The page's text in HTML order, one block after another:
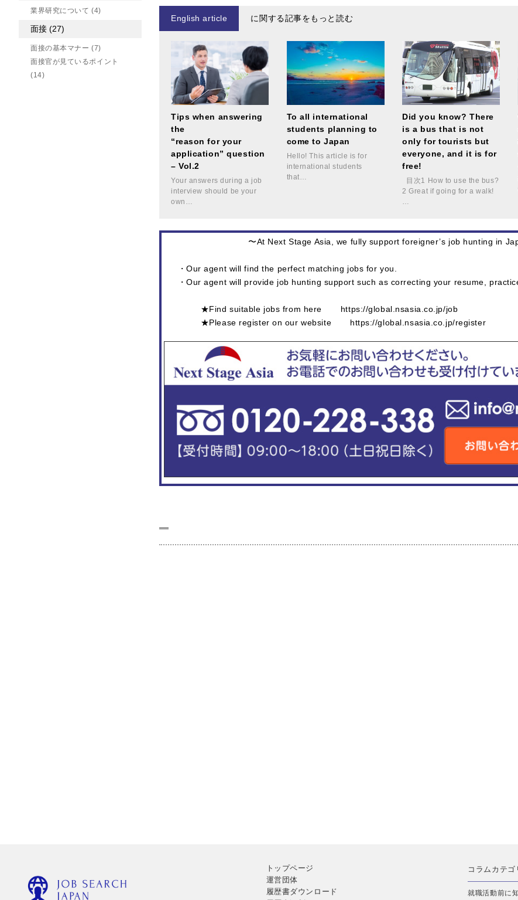
業界研究について(4)
面接 (27)
面接の基本マナー(7)
面接官が見ているポイント
(14)
English article に関する記事をもっと読む
Tips when answering
the
“reason for your
application” question
– Vol.2
Your answers during a job
interview should be your
own…
To all international
students planning to
come to Japan
Hello! This article is for
international students
that…
Did you know? There
is a bus that is not
only for tourists but
everyone, and it is for
free!
目次1 How to use the bus?
2 Great if going for a walk!
…
〜At Next Stage Asia, we fully support foreigner’s job hunting in
・Our agent will find the perfect matching jobs for you.
・Our agent will provide job hunting support such as correcting your resume,
★Find suitable jobs from here https://global.nsasia.co.jp/job
★Please register on our website https://global.nsasia.co.jp/register
トップページ
運営団体
履歴書ダウンロード
コラムカテゴ
就職活動前に